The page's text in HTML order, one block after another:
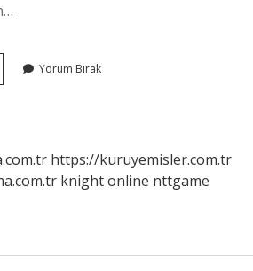
Yorum Bırak
https://kuruyemisler.com.tr
knight online nttgame